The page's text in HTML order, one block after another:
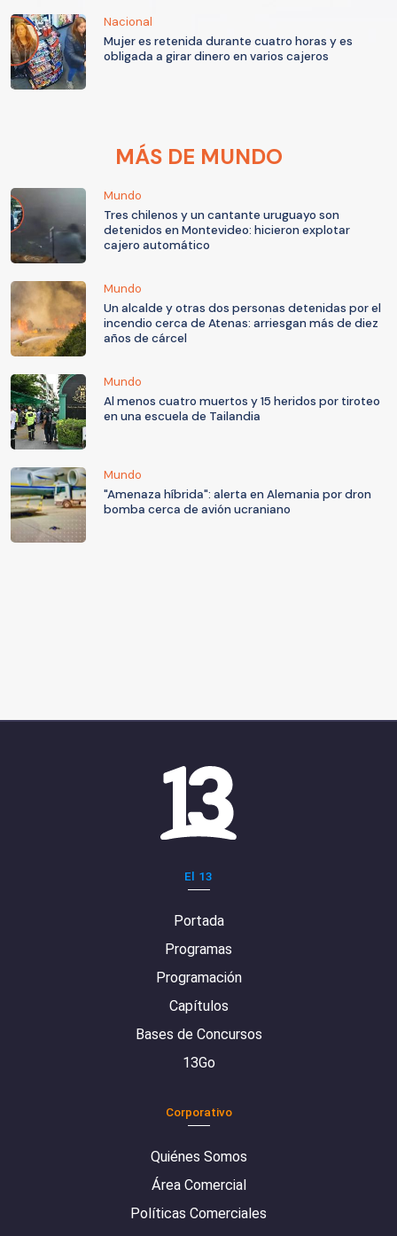
Nacional
Mujer es retenida durante cuatro horas y es
obligada a girar dinero en varios cajeros
MÁS DE MUNDO
Mundo
Tres chilenos y un cantante uruguayo son
detenidos en Montevideo: hicieron explotar
cajero automático
Mundo
Un alcalde y otras dos personas detenidas por el
incendio cerca de Atenas: arriesgan más de diez
años de cárcel
Mundo
Al menos cuatro muertos y 15 heridos por tiroteo
en una escuela de Tailandia
Mundo
"Amenaza híbrida": alerta en Alemania por dron
bomba cerca de avión ucraniano
El 13
Portada
Programas
Programación
Capítulos
Bases de Concursos
13Go
Corporativo
Quiénes Somos
Área Comercial
Políticas Comerciales